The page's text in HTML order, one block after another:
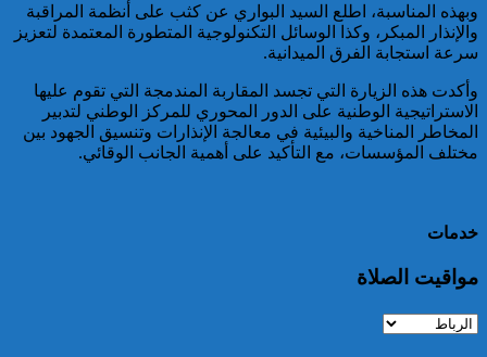
تركيا:القضاء يأمر بحبس رئيس
بلدية إسطنبول على ذمة التحقيق
تفكيك خلية إرهابية مرتبطة بالفرع
وبهذه المناسبة، اطلع السيد البواري عن كثب على أنظمة المراقبة
والإنذار المبكر، وكذا الوسائل التكنولوجية المتطورة المعتمدة لتعزيز
سرعة استجابة الفرق الميدانية.
وأكدت هذه الزيارة التي تجسد المقاربة المندمجة التي تقوم عليها
الاستراتيجية الوطنية على الدور المحوري للمركز الوطني لتدبير
المخاطر المناخية والبيئية في معالجة الإنذارات وتنسيق الجهود بين
مختلف المؤسسات، مع التأكيد على أهمية الجانب الوقائي.
خدمات
مواقيت الصلاة